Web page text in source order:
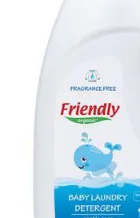
гігієни